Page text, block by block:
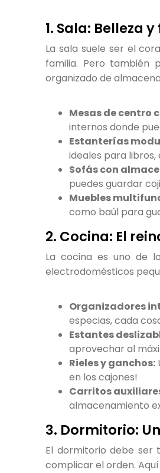
1. Sala: Belleza
La sala suele ser el
familia. Pero también
organizado de
Mesas de centro
internos donde
Estanterías
ideales para
Sofás con
puedes guardar
Muebles
como baúl para
2. Cocina: El
La cocina es uno de
electrodomésticos
Organizadores
especias, cada
Estantes
aprovechar al
Rieles y ganchos:
en los cajones!
Carritos
almacenamiento
3. Dormitorio:
El dormitorio debe ser
complicar el orden.